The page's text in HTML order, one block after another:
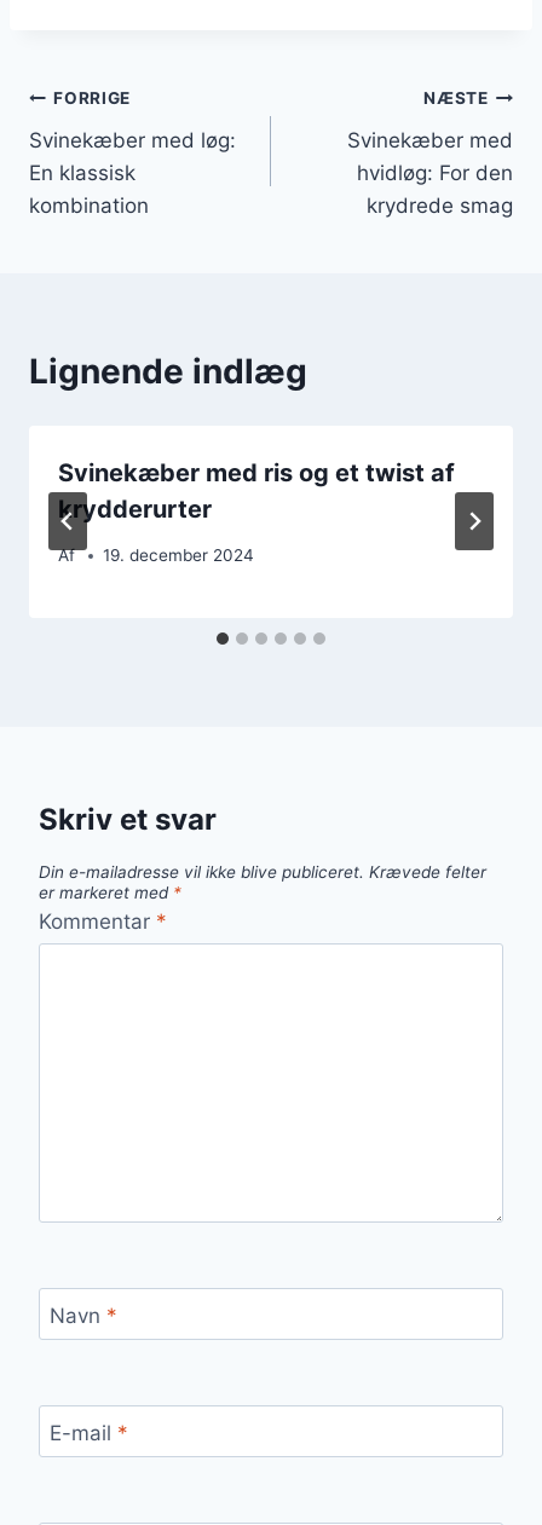
Indlægsnavigation
FORRIGE
Svinekæber med løg:
En klassisk
kombination
NÆSTE
Svinekæber med
hvidløg: For den
krydrede smag
Lignende indlæg
Svinekæber med ris og et twist af
krydderurter
Af 19. december 2024
Skriv et svar
Din e-mailadresse vil ikke blive publiceret. Krævede felter
er markeret med *
Kommentar *
Navn *
E-mail *